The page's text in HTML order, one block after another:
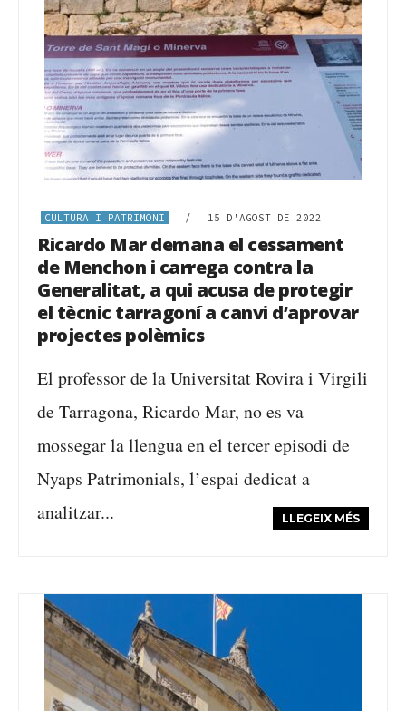
CULTURA I PATRIMONI / 15 D'AGOST DE 2022
Ricardo Mar demana el cessament
de Menchon i carrega contra la
Generalitat, a qui acusa de protegir
el tècnic tarragoní a canvi d’aprovar
projectes polèmics
El professor de la Universitat Rovira i Virgili
de Tarragona, Ricardo Mar, no es va
mossegar la llengua en el tercer episodi de
Nyaps Patrimonials, l’espai dedicat a
analitzar...
LLEGEIX MÉS